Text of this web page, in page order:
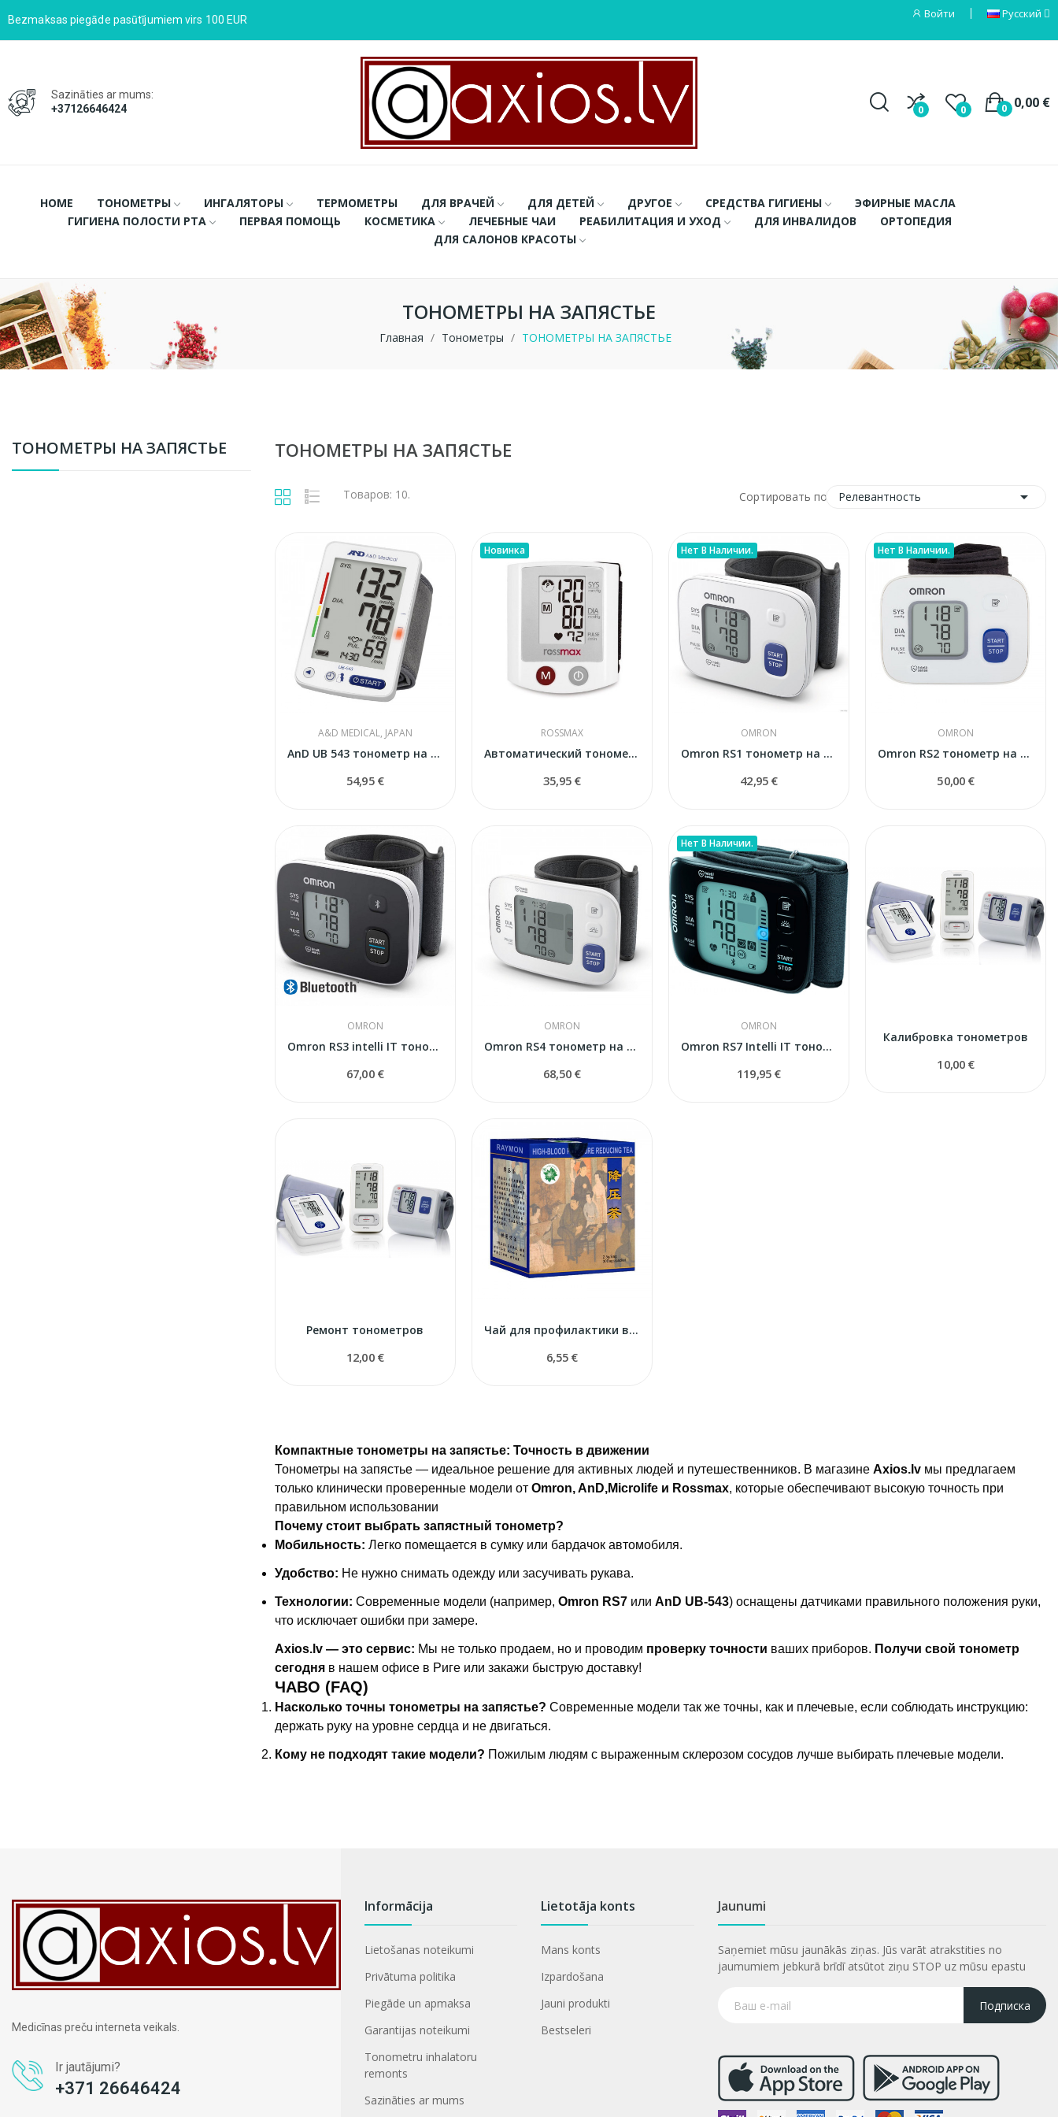
Bezmaksas piegāde pasūtījumiem virs 100 EUR Войти Русский
Sazināties ar mums:
+37126646424
0 0 0,00 €
0
HOME ТОНОМЕТРЫ ИНГАЛЯТОРЫ ТЕРМОМЕТРЫ ДЛЯ ВРАЧЕЙ ДЛЯ ДЕТЕЙ ДРУГОЕ СРЕДСТВА ГИГИЕНЫ
ЭФИРНЫЕ МАСЛА
ГИГИЕНА ПОЛОСТИ РТА
ПЕРВАЯ ПОМОЩЬ КОСМЕТИКА ЛЕЧЕБНЫЕ ЧАИ РЕАБИЛИТАЦИЯ И УХОД ДЛЯ ИНВАЛИДОВ
ОРТОПЕДИЯ
ДЛЯ САЛОНОВ КРАСОТЫ
ТОНОМЕТРЫ НА ЗАПЯСТЬЕ
Главная Тонометры ТОНОМЕТРЫ НА ЗАПЯСТЬЕ
ТОНОМЕТРЫ НА ЗАПЯСТЬЕ ТОНОМЕТРЫ НА ЗАПЯСТЬЕ
Товаров: 10. Сортировать по: Релевантность 
A&D MEDICAL, JAPAN
AnD UB 543 тонометр на запястье
54,95 €
Новинка
ROSSMAX
Автоматический тонометр на запястье Rossmax S150
35,95 €
Нет В Наличии.
OMRON
Omron RS1 тонометр на запястье
42,95 €
Нет В Наличии.
OMRON
Omron RS2 тонометр на запястье
50,00 €
OMRON
Omron RS3 intelli IT тонометр на запястье
67,00 €
OMRON
Omron RS4 тонометр на запястье
68,50 €
Нет В Наличии.
OMRON
Omron RS7 Intelli IT тонометр на запястье
119,95 €
Калибровка тонометров
10,00 €
Ремонт тонометров
12,00 €
Чай для профилактики высокого кровяного давления
6,55 €
Компактные тонометры на запястье: Точность в движении
Тонометры на запястье — идеальное решение для активных людей и путешественников. В магазине Axios.lvмы предлагаем
только клинически проверенные модели от Omron, AnD,Microlife и Rossmax, которые обеспечивают высокую точность при
правильном использовании
Почему стоит выбрать запястный тонометр?
Мобильность: Легко помещается в сумку или бардачок автомобиля.
Удобство: Не нужно снимать одежду или засучивать рукава.
Технологии: Современные модели (например, Omron RS7или AnD UB-543) оснащены датчиками правильного положения руки,
что исключает ошибки при замере.
Axios.lv — это сервис: Мы не только продаем, но и проводим проверку точности ваших приборов. Получи свой тонометр
сегодняв нашем офисе в Риге или закажи быструю доставку!
ЧАВО (FAQ)
Насколько точны тонометры на запястье? Современные модели так же точны, как и плечевые, если соблюдать инструкцию:
держать руку на уровне сердца и не двигаться.
Кому не подходят такие модели? Пожилым людям с выраженным склерозом сосудов лучше выбирать плечевые модели.
Medicīnas preču interneta veikals.
Ir jautājumi?
+371 26646424
Informācija
Lietošanas noteikumi
Privātuma politika
Piegāde un apmaksa
Garantijas noteikumi
Tonometru inhalatoru
remonts
Sazināties ar mums
Lietotāja konts
Mans konts
Izpardošana
Jauni produkti
Bestseleri
Jaunumi
Saņemiet mūsu jaunākās ziņas. Jūs varāt atrakstities no
jaumumiem jebkurā brīdī atsūtot ziņu STOP uz mūsu epastu
Подписка